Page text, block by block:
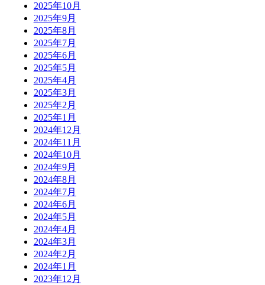
2025年10月
2025年9月
2025年8月
2025年7月
2025年6月
2025年5月
2025年4月
2025年3月
2025年2月
2025年1月
2024年12月
2024年11月
2024年10月
2024年9月
2024年8月
2024年7月
2024年6月
2024年5月
2024年4月
2024年3月
2024年2月
2024年1月
2023年12月